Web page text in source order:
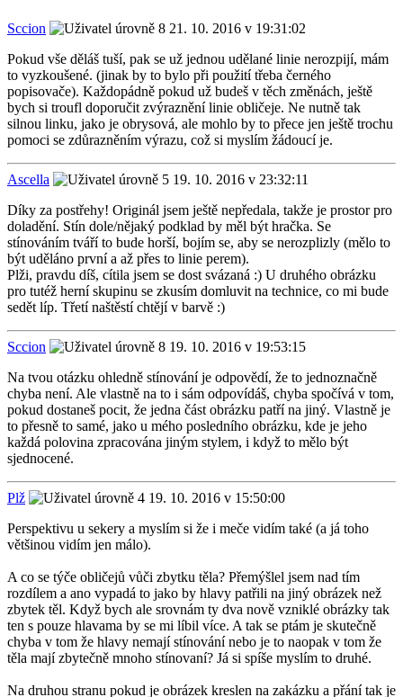
Sccion
21. 10. 2016 v 19:31:02
Pokud vše děláš tuší, pak se už jednou udělané linie nerozpijí, mám
to vyzkoušené. (jinak by to bylo při použití třeba černého
popisovače). Každopádně pokud už budeš v těch změnách, ještě
bych si troufl doporučit zvýraznění linie obličeje. Ne nutně tak
silnou linku, jako je obrysová, ale mohlo by to přece jen ještě trochu
pomoci se zdůrazněním výrazu, což si myslím žádoucí je.
Ascella
19. 10. 2016 v 23:32:11
Díky za postřehy! Originál jsem ještě nepředala, takže je prostor pro
doladění. Stín dole/nějaký podklad by měl být hračka. Se
stínováním tváří to bude horší, bojím se, aby se nerozplizly (mělo to
být uděláno první a až přes to linie perem).
Plži, pravdu díš, cítila jsem se dost svázaná :) U druhého obrázku
pro tutéž herní skupinu se zkusím domluvit na technice, co mi bude
sedět líp. Třetí naštěstí chtějí v barvě :)
Sccion
19. 10. 2016 v 19:53:15
Na tvou otázku ohledně stínování je odpovědí, že to jednoznačně
chyba není. Ale vlastně na to i sám odpovídáš, chyba spočívá v tom,
pokud dostaneš pocit, že jedna část obrázku patří na jiný. Vlastně je
to přesně to samé, jako u mého posledního obrázku, kde je jeho
každá polovina zpracována jiným stylem, i když to mělo být
sjednocené.
Plž
19. 10. 2016 v 15:50:00
Perspektivu u sekery a myslím si že i meče vidím také (a já toho
většinou vidím jen málo).
A co se týče obličejů vůči zbytku těla? Přemýšlel jsem nad tím
rozdílem a ano vypadá to jako by hlavy patřili na jiný obrázek než
zbytek těl. Když bych ale srovnám ty dva nově vzniklé obrázky tak
ten s pouze hlavama by se mi líbil více. A tak se ptám je skutečně
chyba v tom že hlavy nemají stínování nebo je to naopak v tom že
těla mají zbytečně mnoho stínovaní? Já si spíše myslím to druhé.
Na druhou stranu pokud je obrázek kreslen na zakázku a přání tak je